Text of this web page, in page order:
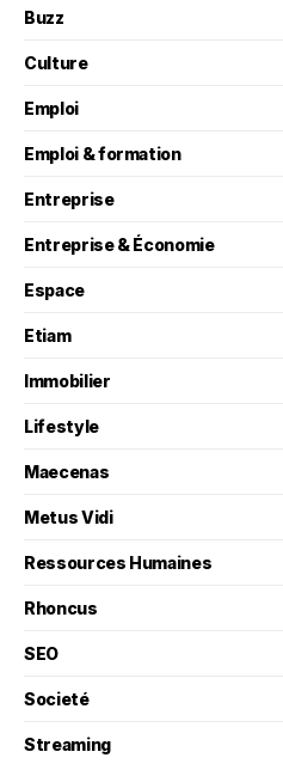
Buzz
Culture
Emploi
Emploi & formation
Entreprise
Entreprise & Économie
Espace
Etiam
Immobilier
Lifestyle
Maecenas
Metus Vidi
Ressources Humaines
Rhoncus
SEO
Societé
Streaming